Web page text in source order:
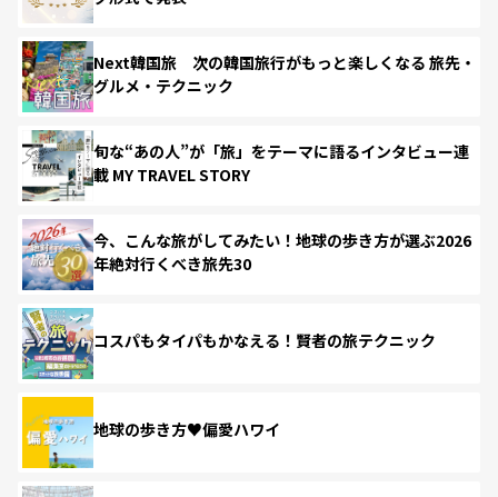
Next韓国旅 次の韓国旅行がもっと楽しくなる 旅先・
グルメ・テクニック
旬な“あの人”が「旅」をテーマに語るインタビュー連
載 MY TRAVEL STORY
今、こんな旅がしてみたい！地球の歩き方が選ぶ2026
年絶対行くべき旅先30
コスパもタイパもかなえる！賢者の旅テクニック
地球の歩き方♥偏愛ハワイ